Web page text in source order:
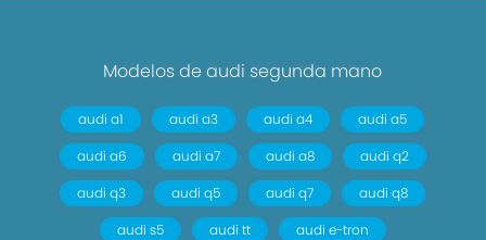
Modelos de audi segunda mano
audi a1 audi a3 audi a4
audi a5
audi a6
audi a7 audi a8
audi q2
audi q3
audi q5 audi q7
audi q8
audi s5
audi tt audi e-tron